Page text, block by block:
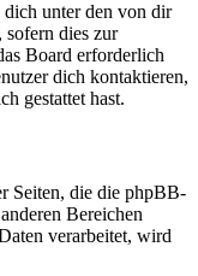
dich unter den von dir
sofern dies zur
Board erforderlich
dich kontaktieren,
gestattet hast.
Seiten, die die phpBB-
Bereichen
verarbeitet, wird